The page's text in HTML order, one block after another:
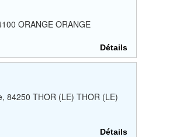
ORANGE ORANGE
Détails
84250 THOR (LE) THOR (LE)
Détails